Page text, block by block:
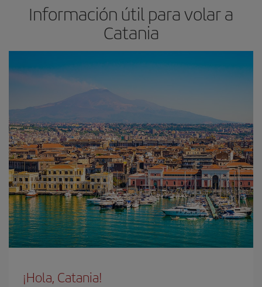
Información útil para volar a
Catania
¡Hola, Catania!